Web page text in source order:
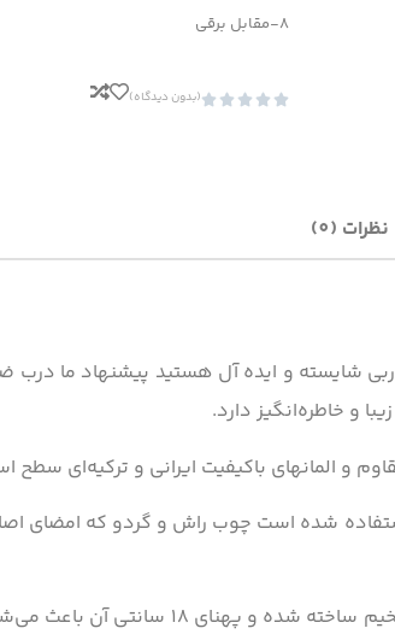
8-مقابل برقی




(بدون دیدگاه)
نظرات (0)
و خاطره‌انگیز دارد.
و المانهای باکیفیت ایرانی و ترکیه‌ای سطح
شده است چوب راش و گردو که امضای
چهارچوب این درب با ورق